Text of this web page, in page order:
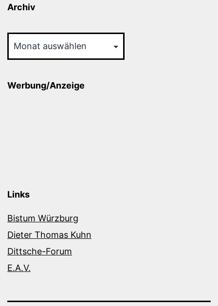
Archiv
Werbung/Anzeige
Links
Bistum Würzburg
Dieter Thomas Kuhn
Dittsche-Forum
E.A.V.